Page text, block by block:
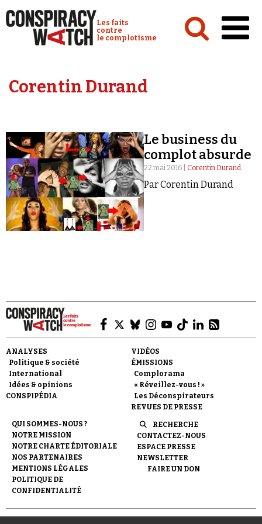
Conspiracy Watch :
Les faits
contre
le complotisme
Analyses
Vidéos
Émissions
Revues de presse
Demander à Vera
Corentin Durand
Le business du
complot absurde
22 mai 2016 | Corentin Durand
Par Corentin Durand
ANALYSES
Politique & société
International
Idées & opinions
CONSPIPÉDIA
VIDÉOS
ÉMISSIONS
Complorama
« Réveillez-vous ! »
Les Déconspirateurs
REVUES DE PRESSE
QUI SOMMES-NOUS ?
NOTRE MISSION
NOTRE CHARTE ÉDITORIALE
NOS PARTENAIRES
MENTIONS LÉGALES
POLITIQUE DE
CONFIDENTIALITÉ
RECHERCHE
CONTACTEZ-NOUS
ESPACE PRESSE
NEWSLETTER
FAIRE UN DON